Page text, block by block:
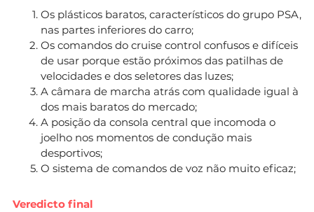
Os plásticos baratos, característicos do grupo PSA,
nas partes inferiores do carro;
Os comandos do cruise control confusos e difíceis
de usar porque estão próximos das patilhas de
velocidades e dos seletores das luzes;
A câmara de marcha atrás com qualidade igual à
dos mais baratos do mercado;
A posição da consola central que incomoda o
joelho nos momentos de condução mais
desportivos;
O sistema de comandos de voz não muito eficaz;
Veredicto final